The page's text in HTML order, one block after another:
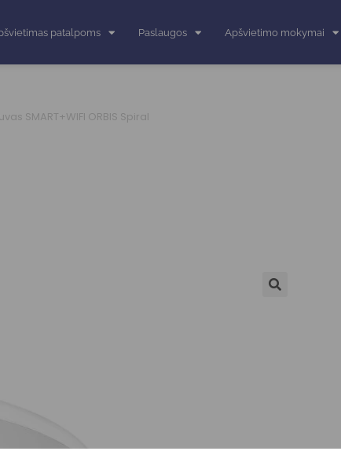
patalpoms Paslaugos Apšvietimo mokymai
SMART+WIFI ORBIS Spiral